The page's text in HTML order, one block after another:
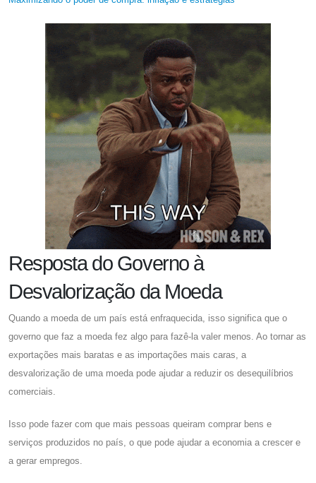
Resposta do Governo à
Desvalorização da Moeda
Quando a moeda de um país está enfraquecida, isso significa que o
governo que faz a moeda fez algo para fazê-la valer menos. Ao tornar as
exportações mais baratas e as importações mais caras, a
desvalorização de uma moeda pode ajudar a reduzir os desequilíbrios
comerciais.
Isso pode fazer com que mais pessoas queiram comprar bens e
serviços produzidos no país, o que pode ajudar a economia a crescer e
a gerar empregos.